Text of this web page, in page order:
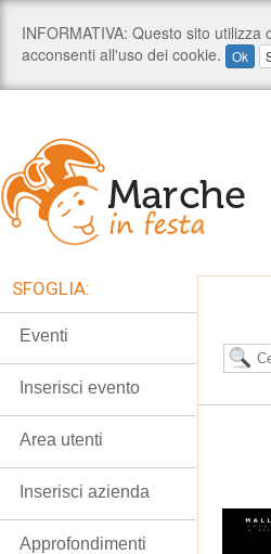
SFOGLIA:
Eventi
Inserisci evento
Area utenti
Inserisci azienda
Approfondimenti